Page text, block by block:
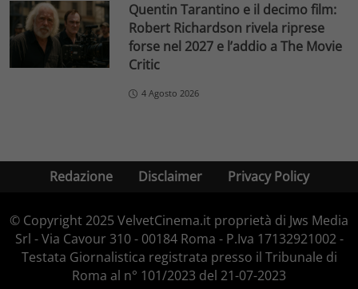
Quentin Tarantino e il decimo film:
Robert Richardson rivela riprese
forse nel 2027 e l’addio a The Movie
Critic
4 Agosto 2026
Redazione Disclaimer Privacy Policy
© Copyright 2025 VelvetCinema.it proprietà di Jws Media
Srl - Via Cavour 310 - 00184 Roma - P.Iva 17132921002 -
Testata Giornalistica registrata presso il Tribunale di
Roma al n° 101/2023 del 21-07-2023